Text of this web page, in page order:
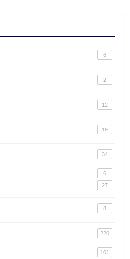
6
2
12
19
34
6
27
8
220
101